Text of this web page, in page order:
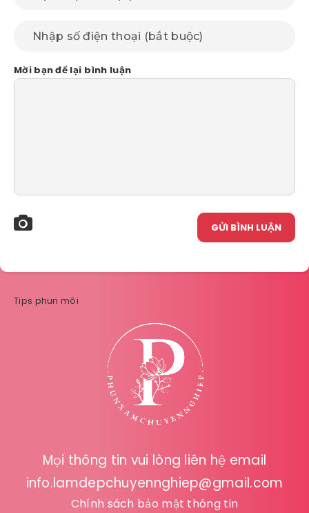
Mời bạn để lại bình luận
GỬI BÌNH LUẬN
Tips phun môi
Mọi thông tin vui lòng liên hệ email
info.lamdepchuyennghiep@gmail.com
Chính sách bảo mật thông tin